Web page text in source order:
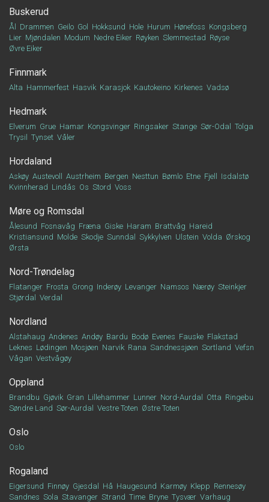
Buskerud
Ål Drammen Geilo Gol Hokksund Hole Hurum Hønefoss Kongsberg
Lier Mjøndalen Modum Nedre Eiker Røyken Slemmestad Røyse
Øvre Eiker
Finnmark
Alta Hammerfest Hasvik Karasjok Kautokeino Kirkenes Vadsø
Hedmark
Elverum Grue Hamar Kongsvinger Ringsaker Stange Sør-Odal
Tolga
Trysil
Tynset Våler
Hordaland
Askøy Austevoll Austrheim Bergen Nesttun Bømlo Etne Fjell
Isdalstø
Kvinnherad Lindås Os Stord Voss
Møre og Romsdal
Ålesund Fosnavåg Fræna Giske Haram Brattvåg Hareid
Kristiansund Molde Skodje Sunndal Sykkylven Ulstein Volda Ørskog
Ørsta
Nord-Trøndelag
Flatanger Frosta Grong Inderøy Levanger Namsos Nærøy Steinkjer
Stjørdal
Verdal
Nordland
Alstahaug Andenes Andøy Bardu Bodø Evenes Fauske Flakstad
Leknes Lødingen Mosjøen Narvik Rana Sandnessjøen Sortland Vefsn
Vågan Vestvågøy
Oppland
Brandbu Gjøvik Gran Lillehammer Lunner Nord-Aurdal Otta Ringebu
Søndre Land Sør-Aurdal Vestre Toten Østre Toten
Oslo
Oslo
Rogaland
Eigersund Finnøy Gjesdal Hå Haugesund Karmøy Klepp Rennesøy
Sandnes Sola Stavanger Strand Time Bryne Tysvær Varhaug